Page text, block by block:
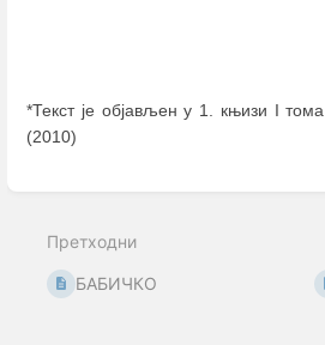
*Текст је објављен у 1. књизи I
(2010)
mode
Претходни
БАБИЧКО